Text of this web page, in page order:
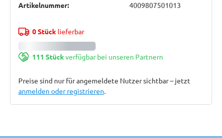
Artikelnummer: 4009807501013
0 Stücklieferbar
111 Stückverfügbar bei unseren Partnern
Preise sind nur für angemeldete Nutzer sichtbar – jetzt
anmelden oder registrieren.